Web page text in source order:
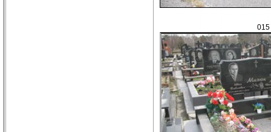
015